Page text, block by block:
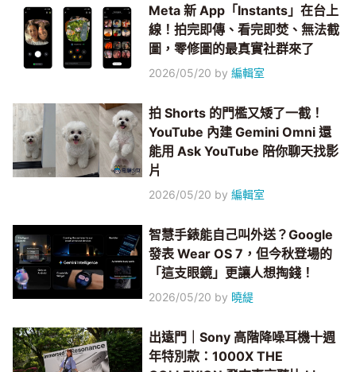
Meta 新 App「Instants」在台上
線！拍完即傳、看完即焚、無法截
圖，零修圖的最真實社群來了
2026/05/20 by編輯室
拍 Shorts 的門檻又矮了一截！
YouTube 內建 Gemini Omni 還
能用 Ask YouTube 陪你聊天找影
片
2026/05/20 by編輯室
智慧手錶能自己叫外送？Google
發表 Wear OS 7，但今秋登場的
「這支眼鏡」更讓人想掏錢！
2026/05/20 by 曉緹
出遠門｜Sony 高階降噪耳機十週
年特別款：1000X THE